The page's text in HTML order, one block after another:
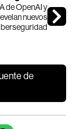
de OpenAI y
nuevos
de